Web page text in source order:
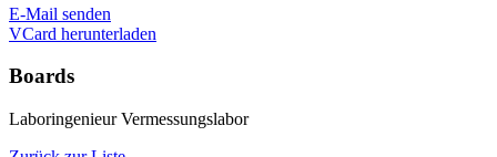
E-Mail senden
VCard herunterladen
Boards
Laboringenieur Vermessungslabor